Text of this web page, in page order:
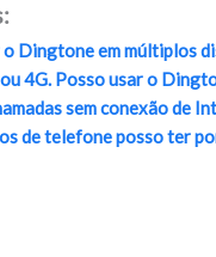
p
y
Li
n
ai
l
ar
e
Dingtone em múltiplos
4G. Posso usar o
sem conexão de
de telefone posso ter